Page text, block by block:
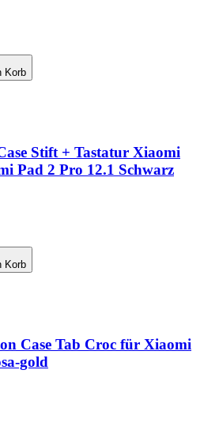
Korb
Stift + Tastatur Xiaomi
Pad 2 Pro 12.1 Schwarz
Korb
Case Tab Croc für Xiaomi
gold